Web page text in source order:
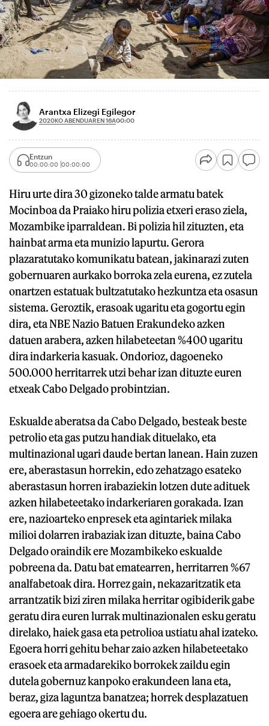
Arantxa Elizegi Egilegor
2020KO ABENDUAREN 16A00:00
Entzun
00:00:00 00:00:00
Hiru urte dira 30 gizoneko talde armatu batek
Mocinboa da Praiako hiru polizia etxeri eraso ziela,
Mozambike iparraldean. Bi polizia hil zituzten, eta
hainbat arma eta munizio lapurtu. Gerora
plazaratutako komunikatu batean, jakinarazi zuten
gobernuaren aurkako borroka zela eurena, ez zutela
onartzen estatuak bultzatutako hezkuntza eta osasun
sistema. Geroztik, erasoak ugaritu eta gogortu egin
dira, eta NBE Nazio Batuen Erakundeko azken
datuen arabera, azken hilabeteetan %400 ugaritu
dira indarkeria kasuak. Ondorioz, dagoeneko
500.000 herritarrek utzi behar izan dituzte euren
etxeak Cabo Delgado probintzian.
Eskualde aberatsa da Cabo Delgado, besteak beste
petrolio eta gas putzu handiak dituelako, eta
multinazional ugari daude bertan lanean. Hain zuzen
ere, aberastasun horrekin, edo zehatzago esateko
aberastasun horren irabaziekin lotzen dute adituek
azken hilabeteetako indarkeriaren gorakada. Izan
ere, nazioarteko enpresek eta agintariek milaka
milioi dolarren irabaziak izan dituzte, baina Cabo
Delgado oraindik ere Mozambikeko eskualde
pobreena da. Datu bat ematearren, herritarren %67
analfabetoak dira. Horrez gain, nekazaritzatik eta
arrantzatik bizi ziren milaka herritar ogibiderik gabe
geratu dira euren lurrak multinazionalen esku geratu
direlako, haiek gasa eta petrolioa ustiatu ahal izateko.
Egoera horri gehitu behar zaio azken hilabeteetako
erasoek eta armadarekiko borrokek zaildu egin
dutela gobernuz kanpoko erakundeen lana eta,
beraz, giza laguntza banatzea; horrek desplazatuen
egoera are gehiago okertu du.